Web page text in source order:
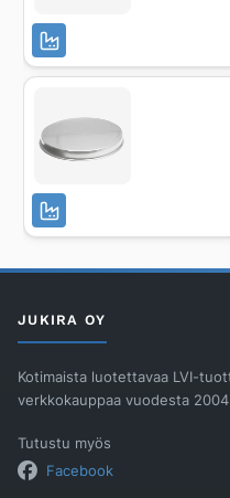
JUKIRA OY
Kotimaista luotettavaa LVI-
verkkokauppaa vuodesta 2004
Tutustu myös
Facebook